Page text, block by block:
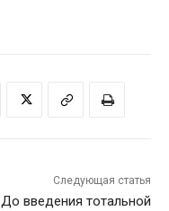
Следующая статья
До введения тотальной